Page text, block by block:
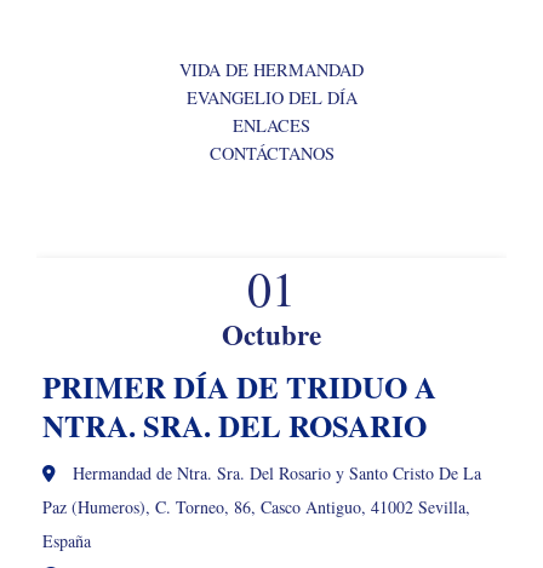
VIDA DE HERMANDAD
EVANGELIO DEL DÍA
ENLACES
CONTÁCTANOS
01
Octubre
PRIMER DÍA DE TRIDUO A
NTRA. SRA. DEL ROSARIO
Hermandad de Ntra. Sra. Del Rosario y Santo Cristo De La
Paz (Humeros), C. Torneo, 86, Casco Antiguo, 41002 Sevilla,
España